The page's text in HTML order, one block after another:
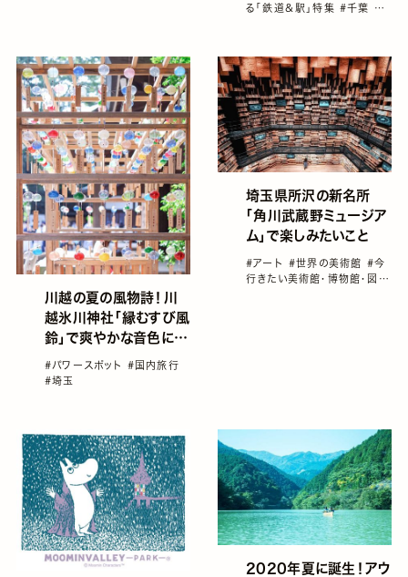
る「鉄道＆駅」特集 #千葉
#
川越の夏の風物詩！川
越氷川神社「縁むすび風
鈴」で爽やかな音色に癒
される
#パワースポット #国内旅行
#埼玉
埼玉県所沢の新名所
「角川武蔵野ミュージア
ム」で楽しみたいこと
#アート #世界の美術館 #今
行きたい美術館・博物館・図書
2020年夏に誕生！アウ